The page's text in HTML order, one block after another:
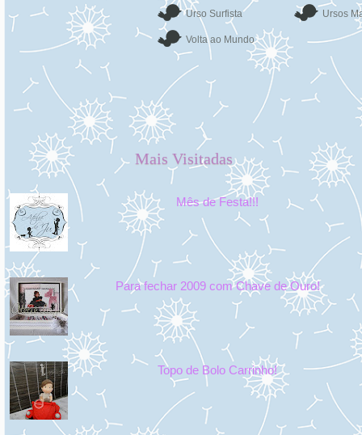
Urso Surfista Ursos
Volta ao Mundo
Mais Visitadas
Mês de Festa!!!
Para fechar 2009 com Chave de Ouro!
Topo de Bolo Carrinho!